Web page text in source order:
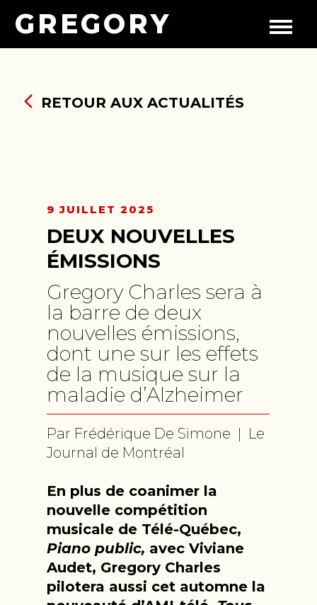
GREGORY
RETOUR AUX ACTUALITÉS
9 JUILLET 2025
DEUX NOUVELLES
ÉMISSIONS
Gregory Charles sera à
la barre de deux
nouvelles émissions,
dont une sur les effets
de la musique sur la
maladie d’Alzheimer
Par Frédérique De Simone | Le
Journal de Montréal
En plus de coanimer la
nouvelle compétition
musicale de Télé-Québec,
Piano public, avec Viviane
Audet, Gregory Charles
pilotera aussi cet automne la